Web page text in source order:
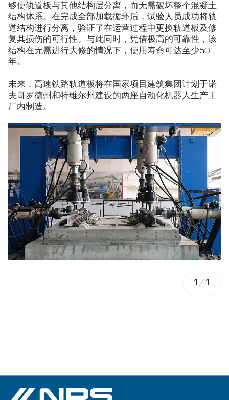
1/1
够使轨道板与其他结构层分离，而无需破坏整个混凝土
结构体系。在完成全部加载循环后，试验人员成功将轨
道结构进行分离，验证了在运营过程中更换轨道板及修
复其损伤的可行性。与此同时，凭借极高的可靠性，该
结构在无需进行大修的情况下，使用寿命可达至少50
年。
未来，高速铁路轨道板将在国家项目建筑集团计划于诺
夫哥罗德州和特维尔州建设的两座自动化机器人生产工
厂内制造。